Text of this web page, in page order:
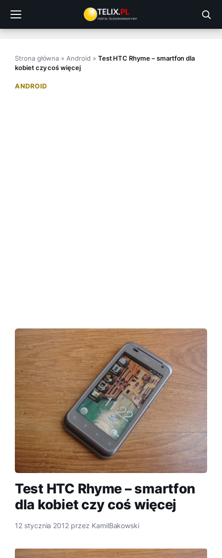
treści
Strona główna » Android » Test HTC Rhyme – smartfon dla
kobiet czy coś więcej
ANDROID
Test HTC Rhyme – smartfon
dla kobiet czy coś więcej
12 stycznia 2012 przez KamilBakowski